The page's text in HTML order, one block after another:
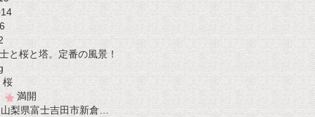
6
と桜と塔。定番の風景！
桜
満開
梨県富士吉田市新倉…